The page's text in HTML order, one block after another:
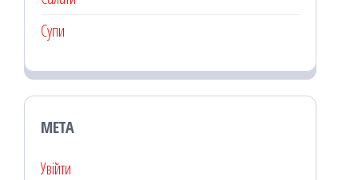
Супи
МЕТА
Увійти